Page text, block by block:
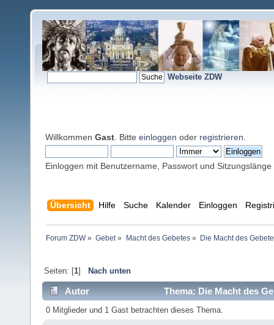
Webseite ZDW
Willkommen Gast . Bitte einloggen oder registrieren
Einloggen mit Benutzername, Passwort und Sitzungslänge
Übersicht Hilfe Suche Kalender Einloggen
Forum ZDW» Gebet» Macht des Gebetes» Die Macht des
Seiten: [1] Nach unten
Autor Thema: Die Macht des
0 Mitglieder und 1 Gast betrachten dieses Thema.